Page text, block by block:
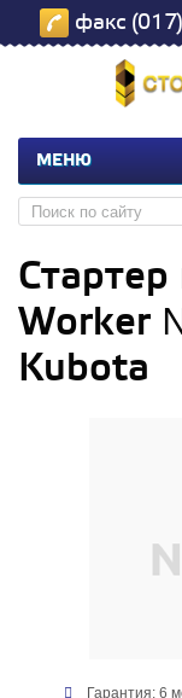
факс
МЕНЮ
Worker
Kubota
Гарантия: 6